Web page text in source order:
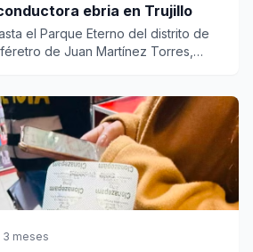
ebria en Trujillo
el Parque Eterno del distrito de
de Juan Martínez Torres,
3 meses